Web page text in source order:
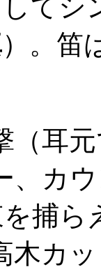
てシ
）。笛
（耳
、カ
捕
木カ